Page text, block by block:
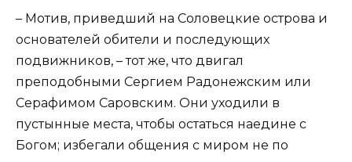
– Мотив, приведший на Соловецкие острова и
основателей обители и последующих
подвижников, – тот же, что двигал
преподобными Сергием Радонежским или
Серафимом Саровским. Они уходили в
пустынные места, чтобы остаться наедине с
Богом; избегали общения с миром не по